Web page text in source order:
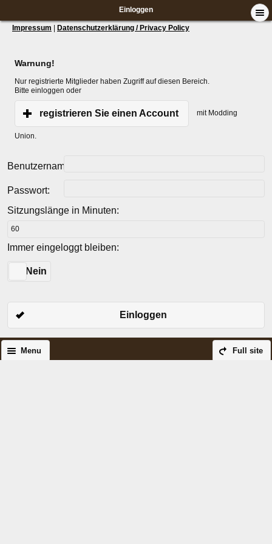
Einloggen
Impressum Datenschutzerklärung / Privacy Policy
Warnung!
Nur registrierte Mitglieder haben Zugriff auf diesen Bereich.
Bitte einloggen oder
registrieren Sie einen Account mit Modding
Union.
Benutzername:
Passwort:
Sitzungslänge in Minuten:
Immer eingeloggt bleiben:
Nein
Einloggen
Full site
Menu